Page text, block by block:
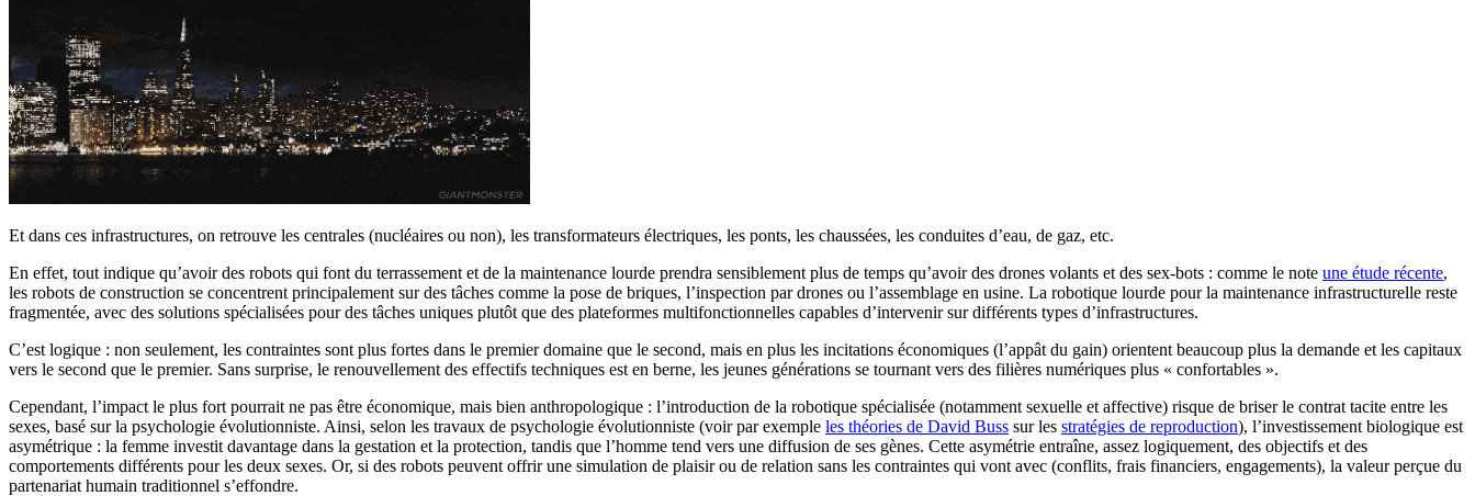
Et dans ces infrastructures, on retrouve les centrales (nucléaires ou non), les transformateurs électriques, les ponts, les chaussées, les conduites d’eau, de gaz, etc.
En effet, tout indique qu’avoir des robots qui font du terrassement et de la maintenance lourde prendra sensiblement plus de temps qu’avoir des drones volants et des sex-bots : comme le note une étude récente,
les robots de construction se concentrent principalement sur des tâches comme la pose de briques, l’inspection par drones ou l’assemblage en usine. La robotique lourde pour la maintenance infrastructurelle reste
fragmentée, avec des solutions spécialisées pour des tâches uniques plutôt que des plateformes multifonctionnelles capables d’intervenir sur différents types d’infrastructures.
C’est logique : non seulement, les contraintes sont plus fortes dans le premier domaine que le second, mais en plus les incitations économiques (l’appât du gain) orientent beaucoup plus la demande et les capitaux
vers le second que le premier. Sans surprise, le renouvellement des effectifs techniques est en berne, les jeunes générations se tournant vers des filières numériques plus « confortables ».
Cependant, l’impact le plus fort pourrait ne pas être économique, mais bien anthropologique : l’introduction de la robotique spécialisée (notamment sexuelle et affective) risque de briser le contrat tacite entre les
sexes, basé sur la psychologie évolutionniste. Ainsi, selon les travaux de psychologie évolutionniste (voir par exemple les théories de David Buss sur les stratégies de reproduction), l’investissement biologique est
asymétrique : la femme investit davantage dans la gestation et la protection, tandis que l’homme tend vers une diffusion de ses gènes. Cette asymétrie entraîne, assez logiquement, des objectifs et des
comportements différents pour les deux sexes. Or, si des robots peuvent offrir une simulation de plaisir ou de relation sans les contraintes qui vont avec (conflits, frais financiers, engagements), la valeur perçue du
partenariat humain traditionnel s’effondre.